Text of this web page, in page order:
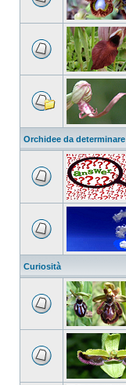
Orchidee da determinare
Curiosità